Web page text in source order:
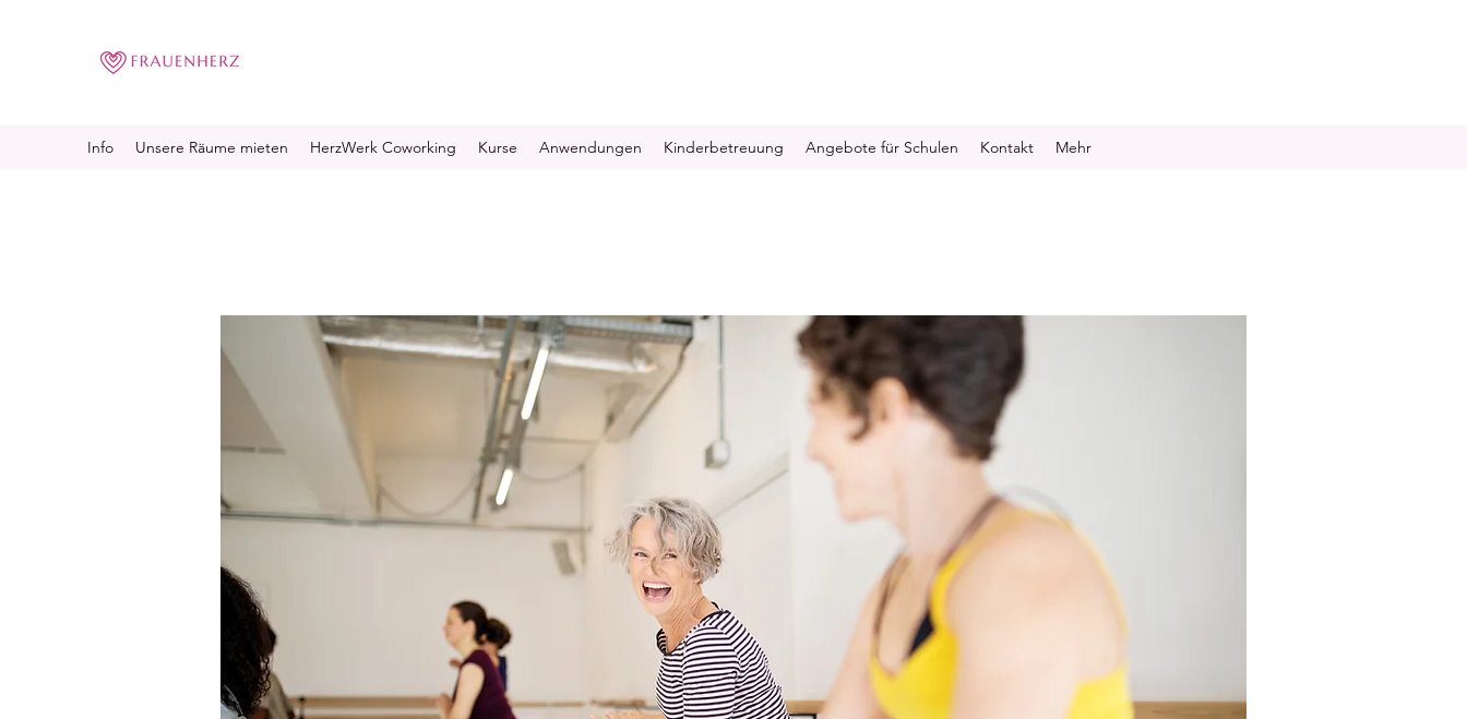
Info Unsere Räume mieten HerzWerk Coworking Kurse Anwendungen Kinderbetreuung Angebote für Schulen Kontakt Mehr